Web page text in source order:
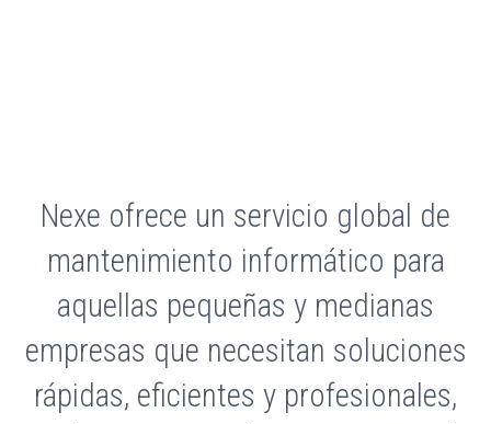
Nexe ofrece un servicio global de
mantenimiento informático para
aquellas pequeñas y medianas
empresas que necesitan soluciones
rápidas, eficientes y profesionales,